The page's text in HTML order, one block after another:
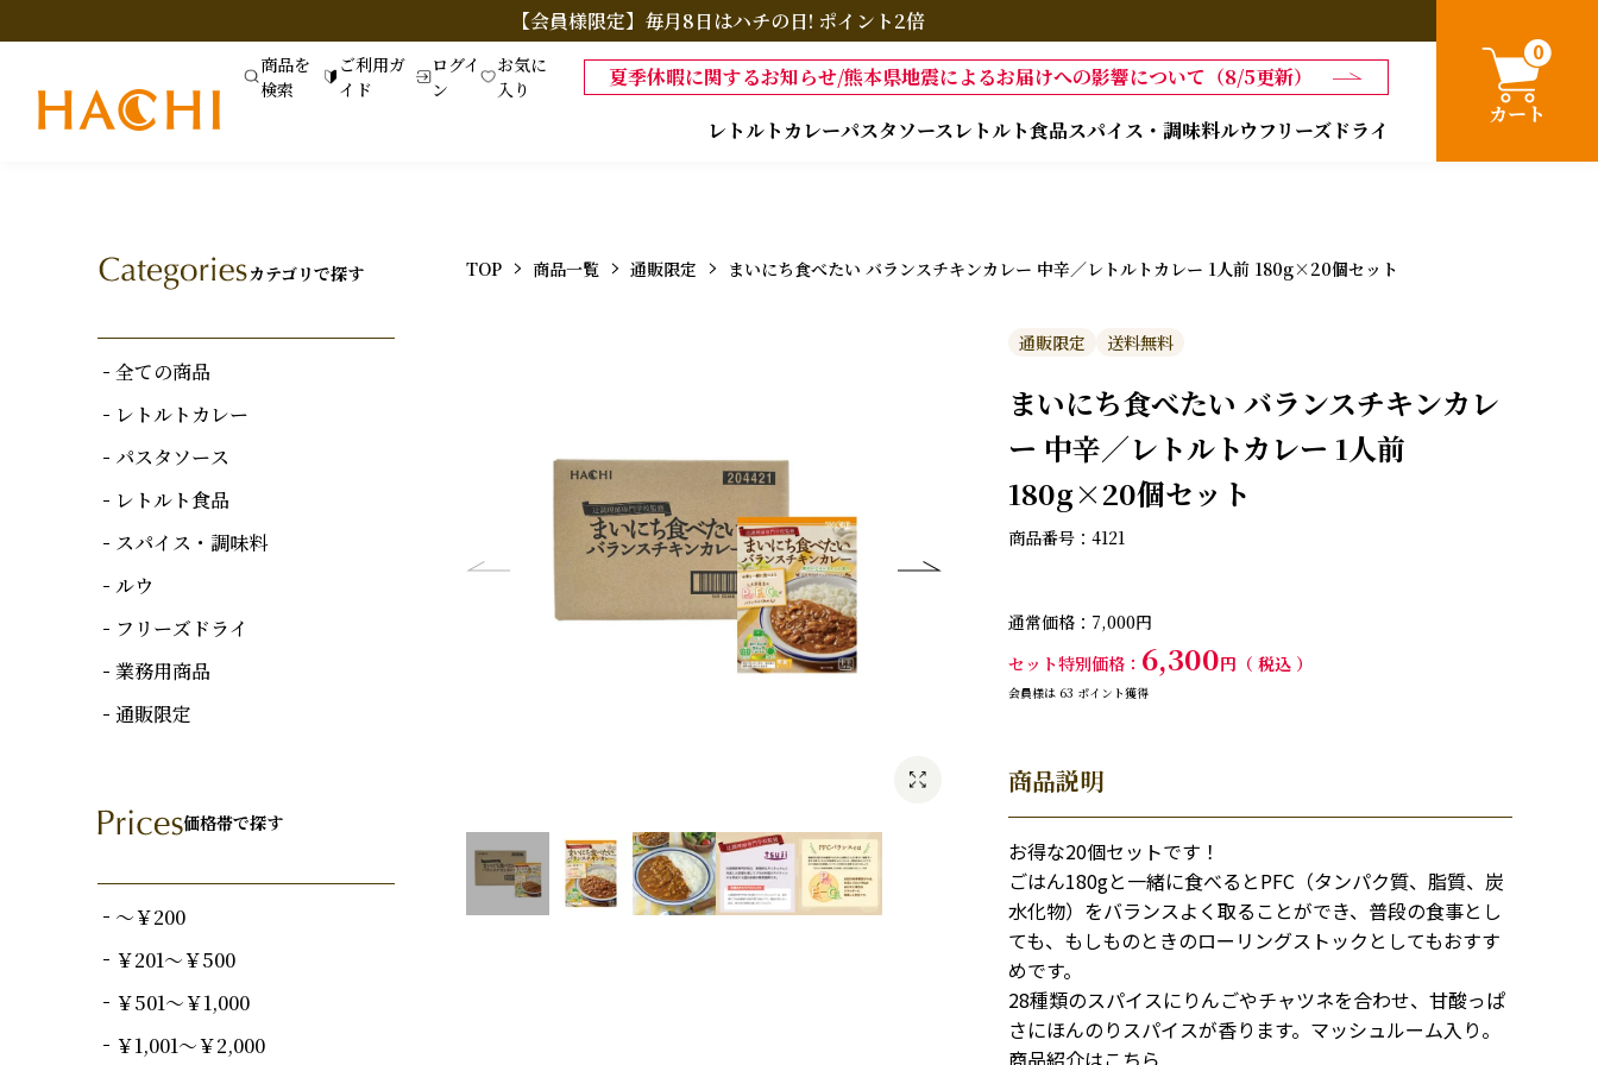
【会員様限定】毎月8日はハチの日! ポイント2倍
商品を
検索
ご利用ガ
イド
ログイ
ン
お気に
入り
夏季休暇に関するお知らせ/熊本県地震によるお届けへの影響について（8/5更新）
レトルトカレーパスタソースレトルト食品スパイス・調味料ルウフリーズドライ
0
カート
カテゴリで探す
全ての商品
レトルトカレー
パスタソース
レトルト食品
スパイス・調味料
ルウ
フリーズドライ
業務用商品
通販限定
価格帯で探す
～￥200
￥201～￥500
￥501～￥1,000
￥1,001～￥2,000
TOP 商品一覧 通販限定 まいにち食べたい バランスチキンカレー 中辛／レトルトカレー 1人前 180g×20個セット
通販限定 送料無料
まいにち食べたい バランスチキンカレ
ー 中辛／レトルトカレー 1人前
180g×20個セット
商品番号 4121
通常価格
7,000
セット特別価格
6,300 税込
会員様は 63 ポイント獲得
商品説明
お得な20個セットです！
ごはん180gと一緒に食べるとPFC（タンパク質、脂質、炭
水化物）をバランスよく取ることができ、普段の食事とし
ても、もしものときのローリングストックとしてもおすす
めです。
28種類のスパイスにりんごやチャツネを合わせ、甘酸っぱ
さにほんのりスパイスが香ります。マッシュルーム入り。
商品紹介はこちら